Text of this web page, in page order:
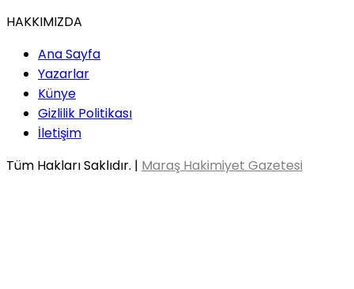
HAKKIMIZDA
Ana Sayfa
Yazarlar
Künye
Gizlilik Politikası
İletişim
Tüm Hakları Saklıdır. | Maraş Hakimiyet Gazetesi